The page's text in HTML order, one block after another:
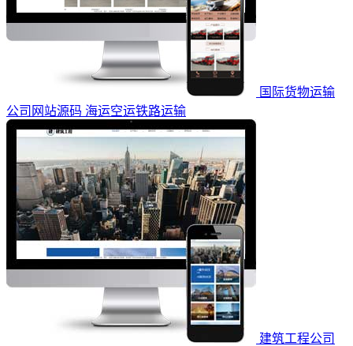
国际货物运输
公司网站源码 海运空运铁路运输
建筑工程公司